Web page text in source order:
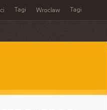
Tagi Wrocław Tagi